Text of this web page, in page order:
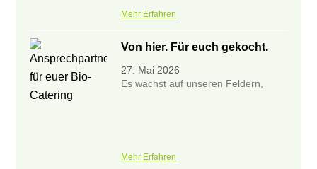
Mehr Erfahren
Von hier. Für euch gekocht.
27. Mai 2026
Es wächst auf unseren Feldern,
Mehr Erfahren